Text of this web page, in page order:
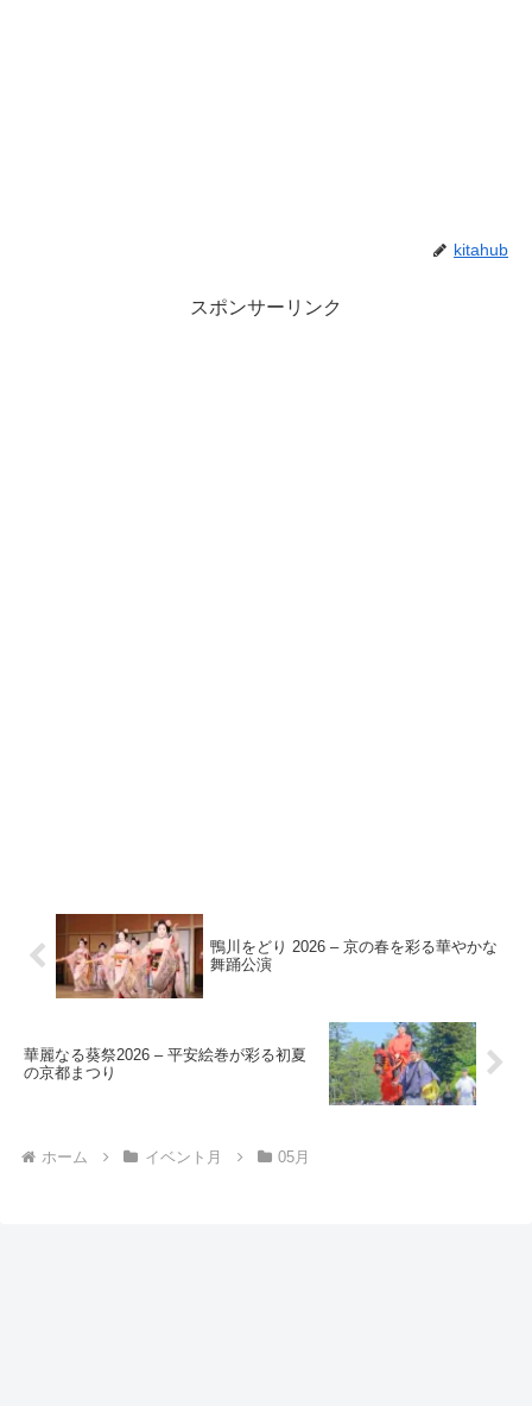
kitahub
スポンサーリンク
鴨川をどり 2026 – 京の春を彩る華やかな
舞踊公演
華麗なる葵祭2026 – 平安絵巻が彩る初夏
の京都まつり
ホーム イベント月 05月